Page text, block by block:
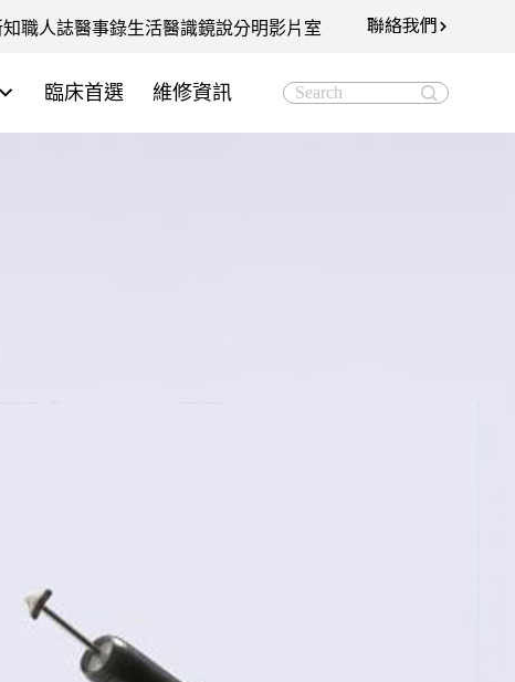
職人誌醫事錄生活醫識鏡說分明影片室 聯絡我們
臨床首選 維修資訊 Search